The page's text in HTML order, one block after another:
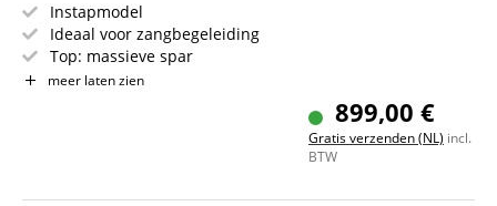
Instapmodel
Ideaal voor zangbegeleiding
Top: massieve spar
Bodem & Zijkanten: massief esdoorn, gebeitst
meer laten zien
899,00 €
Gratis verzenden (NL) incl.
BTW